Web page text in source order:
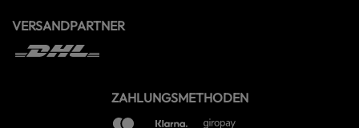
VERSANDPARTNER
ZAHLUNGSMETHODEN